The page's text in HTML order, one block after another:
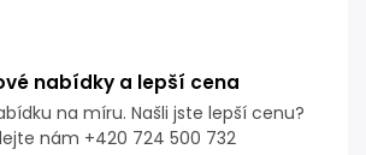
nabídky a lepší cena
na míru. Našli jste lepší cenu?
nám +420 724 500 732